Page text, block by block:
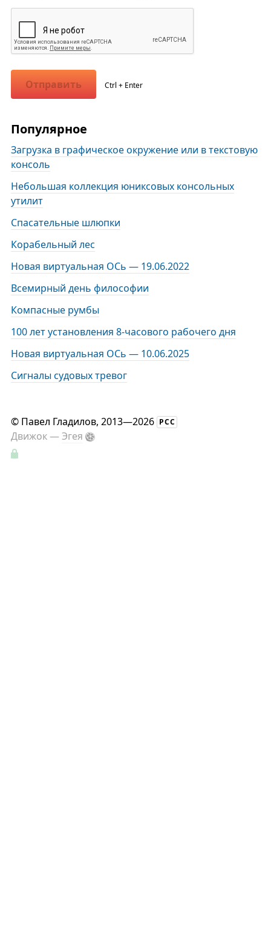
Отправить Ctrl + Enter
Популярное
Загрузка в графическое окружение или в текстовую
консоль
Небольшая коллекция юниксовых консольных
утилит
Спасательные шлюпки
Корабельный лес
Новая виртуальная ОСь — 19.06.2022
Всемирный день философии
Компасные румбы
100 лет установления 8-часового рабочего дня
Новая виртуальная ОСь — 10.06.2025
Сигналы судовых тревог
© Павел Гладилов, 2013—2026 РСС
Движок —Эгея